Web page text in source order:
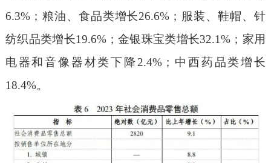
6.3%；粮油、食品类增长26.6%；服装、鞋帽、针
纺织品类增长19.6%；金银珠宝类增长32.1%；家用
电器和音像器材类下降2.4%；中西药品类增长
18.4%。